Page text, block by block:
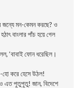
জন্যে মন-কেমন করছে? ও
বাংলার পাঁচ হয়ে গেল
‘বাবাই ফোন ধরেছিল।
করে হেসে উঠল!
এত পুতুপুতু! জান, বিদেশে